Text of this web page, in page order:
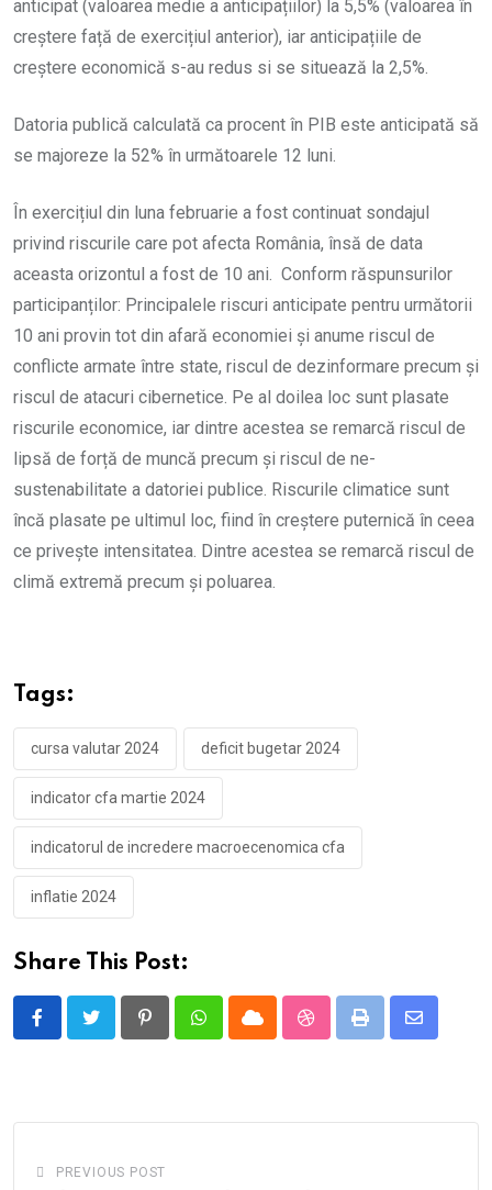
anticipat (valoarea medie a anticipațiilor) la 5,5% (valoarea în
creștere față de exercițiul anterior), iar anticipațiile de
creștere economică s-au redus si se situează la 2,5%.
Datoria publică calculată ca procent în PIB este anticipată să
se majoreze la 52% în următoarele 12 luni.
În exercițiul din luna februarie a fost continuat sondajul
privind riscurile care pot afecta România, însă de data
aceasta orizontul a fost de 10 ani. Conform răspunsurilor
participanților: Principalele riscuri anticipate pentru următorii
10 ani provin tot din afară economiei și anume riscul de
conflicte armate între state, riscul de dezinformare precum și
riscul de atacuri cibernetice. Pe al doilea loc sunt plasate
riscurile economice, iar dintre acestea se remarcă riscul de
lipsă de forță de muncă precum și riscul de ne-
sustenabilitate a datoriei publice. Riscurile climatice sunt
încă plasate pe ultimul loc, fiind în creștere puternică în ceea
ce privește intensitatea. Dintre acestea se remarcă riscul de
climă extremă precum și poluarea.
Tags:
cursa valutar 2024 deficit bugetar 2024
indicator cfa martie 2024
indicatorul de incredere macroecenomica cfa
inflatie 2024
Share This Post:
PinterestWhatsappCloud StumbleUpon
Print
Share
PREVIOUS POST